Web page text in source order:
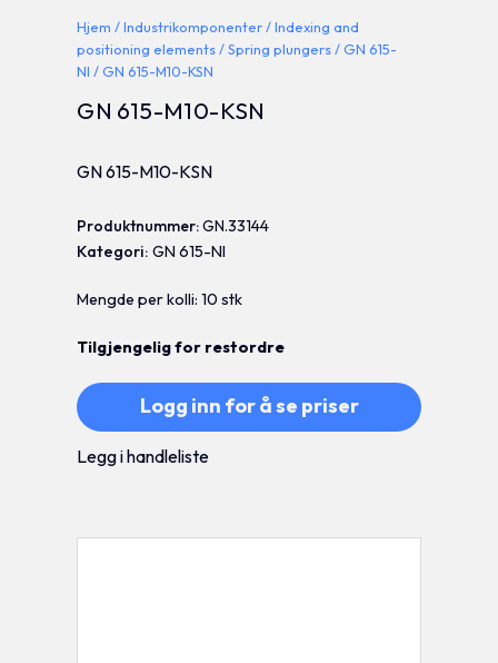
Hjem /Industrikomponenter/Indexing and
positioning elements/Spring plungers/GN 615-
NI / GN 615-M10-KSN
GN 615-M10-KSN
GN 615-M10-KSN
Produktnummer:GN.33144
Kategori:GN 615-NI
Mengde per kolli: 10 stk
Tilgjengelig for restordre
Logg inn for å se priser
Legg i handleliste